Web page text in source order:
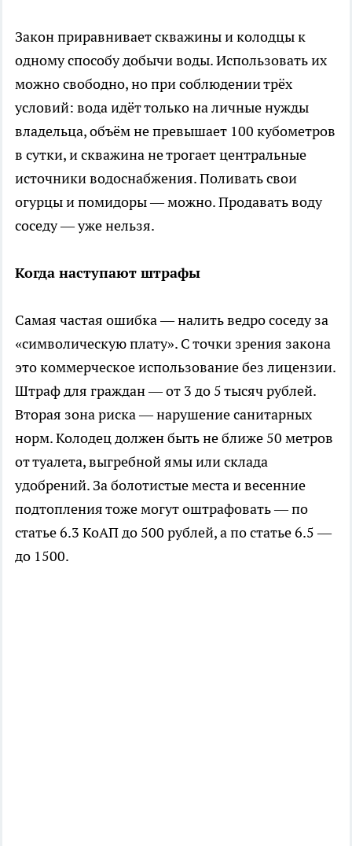
Закон приравнивает скважины и колодцы к
одному способу добычи воды. Использовать их
можно свободно, но при соблюдении трёх
условий: вода идёт только на личные нужды
владельца, объём не превышает 100 кубометров
в сутки, и скважина не трогает центральные
источники водоснабжения. Поливать свои
огурцы и помидоры — можно. Продавать воду
соседу — уже нельзя.
Когда наступают штрафы
Самая частая ошибка — налить ведро соседу за
«символическую плату». С точки зрения закона
это коммерческое использование без лицензии.
Штраф для граждан — от 3 до 5 тысяч рублей.
Вторая зона риска — нарушение санитарных
норм. Колодец должен быть не ближе 50 метров
от туалета, выгребной ямы или склада
удобрений. За болотистые места и весенние
подтопления тоже могут оштрафовать — по
статье 6.3 КоАП до 500 рублей, а по статье 6.5 —
до 1500.